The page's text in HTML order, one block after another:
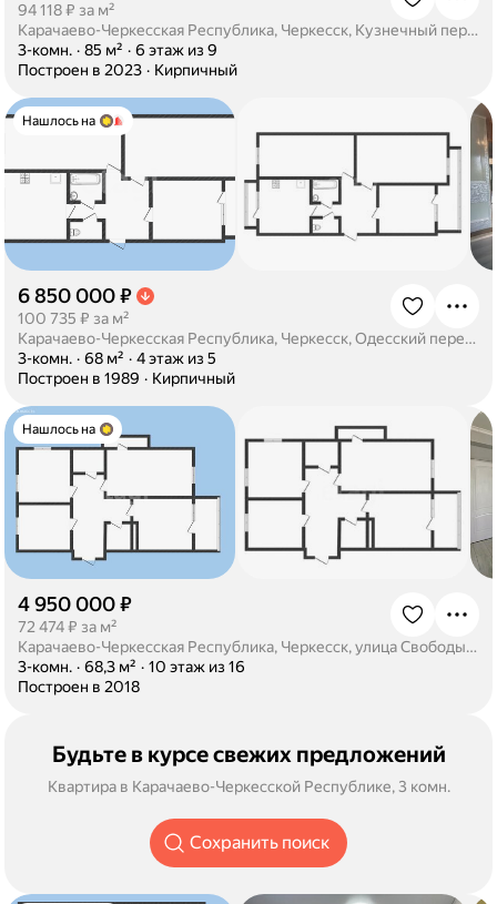
94 118 ₽ за м²
Карачаево-Черкесская Республика, Черкесск, Кузнечный переулок, 2Д
3-комн. · 85 м² · 6 этаж из 9
Построен в 2023 · Кирпичный
Нашлось на
6 850 000 ₽
100 735 ₽ за м²
Карачаево-Черкесская Республика, Черкесск, Одесский переулок, 1
3-комн. · 68 м² · 4 этаж из 5
Построен в 1989 · Кирпичный
Нашлось на
4 950 000 ₽
72 474 ₽ за м²
Карачаево-Черкесская Республика, Черкесск, улица Свободы, 62
3-комн. · 68,3 м² · 10 этаж из 16
Построен в 2018
Будьте в курсе свежих предложений
Квартира в Карачаево-Черкесской Республике, 3 комн.
Сохранить поиск